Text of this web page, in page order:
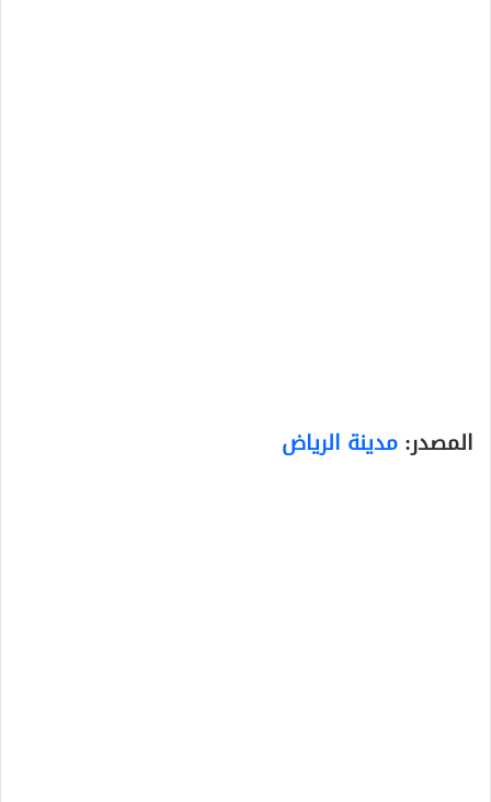
المصدر:مدينة الرياض